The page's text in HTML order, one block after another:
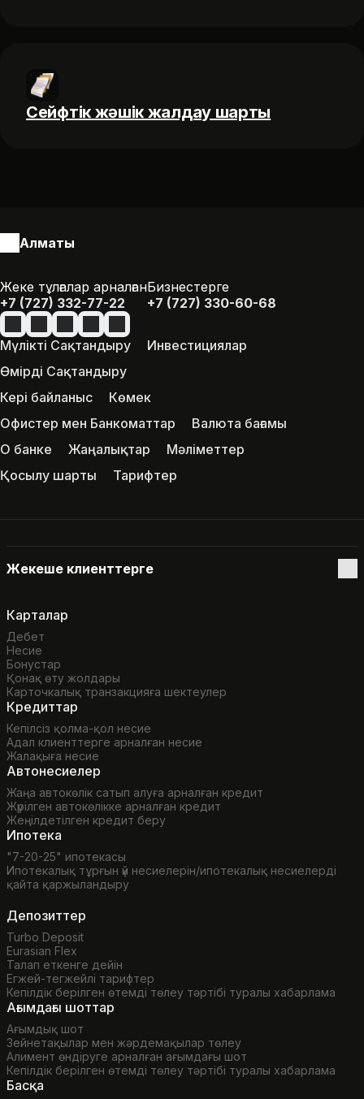
Сейфтік жәшік жалдау шарты
Алматы
Жеке тұлғалар арналған
+7 (727) 332-77-22
Бизнестерге
+7 (727) 330-60-68
Мүлікті Сақтандыру
Инвестициялар
Өмірді Сақтандыру
Кері байланыс
Көмек
Офистер мен Банкоматтар
Валюта бағамы
О банке
Жаңалықтар
Мәліметтер
Қосылу шарты
Тарифтер
Жекеше клиенттерге
Карталар
Дебет
Несие
Бонустар
Қонақ өту жолдары
Карточкалық транзакцияға шектеулер
Кредиттар
Кепілсіз қолма-қол несие
Адал клиенттерге арналған несие
Жалақыға несие
Автонесиелер
Жаңа автокөлік сатып алуға арналған кредит
Жүрілген автокөлікке арналған кредит
Жеңілдетілген кредит беру
Ипотека
"7-20-25" ипотекасы
Ипотекалық тұрғын үй несиелерін/ипотекалық несиелерді
қайта қаржыландыру
Депозиттер
Turbo Deposit
Eurasian Flex
Талап еткенге дейін
Егжей-тегжейлі тарифтер
Кепілдік берілген өтемді төлеу тәртібі туралы хабарлама
Ағымдағы шоттар
Ағымдық шот
Зейнетақылар мен жәрдемақылар төлеу
Алимент өндіруге арналған ағымдағы шот
Кепілдік берілген өтемді төлеу тәртібі туралы хабарлама
Басқа